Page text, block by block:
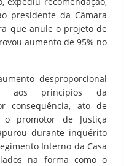
presidente da Câmara
que anule o projeto de
aumento de 95% no
desproporcional
aos princípios da
consequência, ato de
o promotor de Justiça
durante inquérito
Interno da Casa
na forma como o